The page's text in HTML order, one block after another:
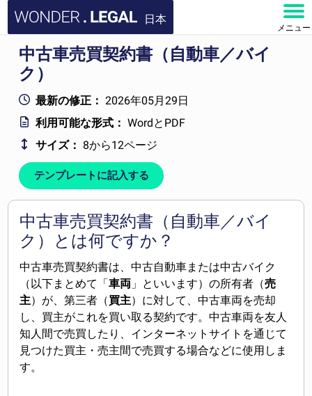
日本
メニュー
ホーム
よくある質問
お問い合わせ
アカウント
中古車売買契約書（自動車／バイ
ク）
最新の修正： 2026年05月29日
利用可能な形式：WordとPDF
サイズ： 8から12ページ
テンプレートに記入する
中古車売買契約書（自動車／バイ
ク）とは何ですか？
中古車売買契約書は、中古自動車または中古バイク
（以下まとめて「車両 」といいます）の所有者（売
主）が、第三者（買主）に対して、中古車両を売却
し、買主がこれを買い取る契約です。中古車両を友人
知人間で売買したり、インターネットサイトを通じて
見つけた買主・売主間で売買する場合などに使用しま
す。